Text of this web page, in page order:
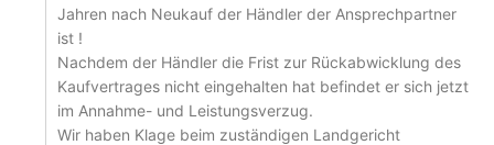
Jahren nach Neukauf der Händler der Ansprechpartner
ist !
Nachdem der Händler die Frist zur Rückabwicklung des
Kaufvertrages nicht eingehalten hat befindet er sich jetzt
im Annahme- und Leistungsverzug.
Wir haben Klage beim zuständigen Landgericht